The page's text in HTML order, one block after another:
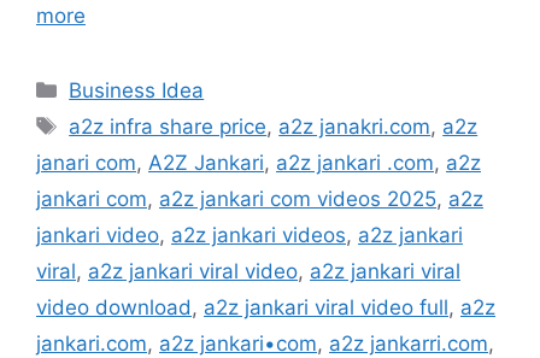
more
Categories
Business Idea
Tags
a2z infra share price, a2z janakri.com, a2z
janari com, A2Z Jankari, a2z jankari .com, a2z
jankari com, a2z jankari com videos 2025, a2z
jankari video, a2z jankari videos, a2z jankari
viral, a2z jankari viral video, a2z jankari viral
video download, a2z jankari viral video full, a2z
jankari.com, a2z jankari•com, a2z jankarri.com,